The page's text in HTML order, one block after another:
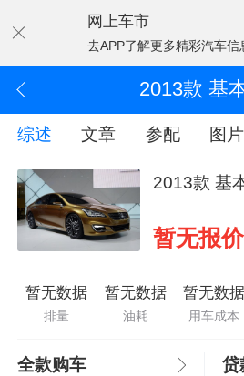
网上车市
去APP了解更多精彩汽车信
2013款 基
综述 文章 参配 图片
2013款 基
暂无报价
暂无数据
排量
暂无数据
油耗
暂无数据
用车成本
全款购车 贷